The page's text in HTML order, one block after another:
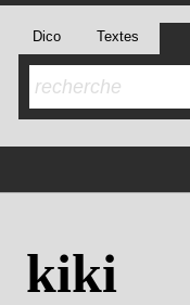
Dico Textes
kiki